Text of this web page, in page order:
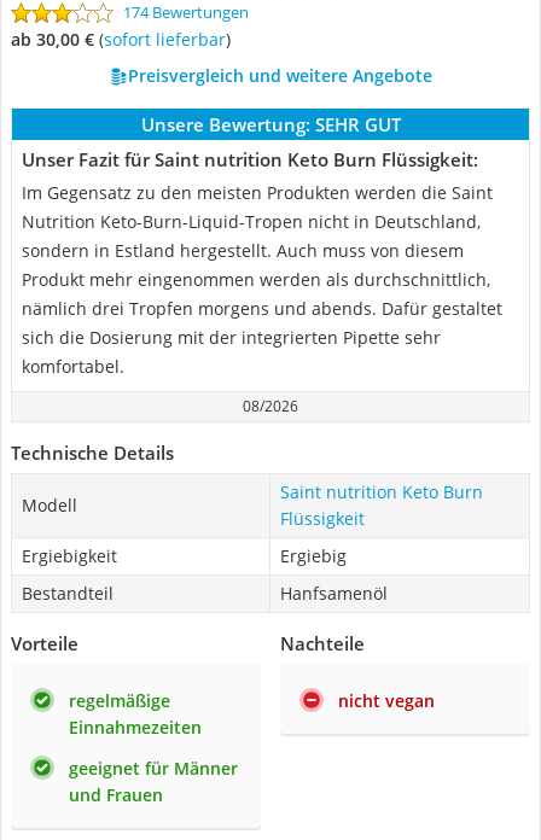
174 Bewertungen
ab 30,00 € ( Sofort lieferbar)
Preisvergleich und weitere Angebote
Unsere Bewertung: SEHR GUT
Unser Fazit für Saint nutrition Keto Burn Flüssigkeit:
Im Gegensatz zu den meisten Produkten werden die Saint
Nutrition Keto-Burn-Liquid-Tropen nicht in Deutschland,
sondern in Estland hergestellt. Auch muss von diesem
Produkt mehr eingenommen werden als durchschnittlich,
nämlich drei Tropfen morgens und abends. Dafür gestaltet
sich die Dosierung mit der integrierten Pipette sehr
komfortabel.
08/2026
Technische Details
Modell
Saint nutrition Keto Burn
Flüssigkeit
Ergiebigkeit
Ergiebig
Bestandteil
Hanfsamenöl
Vorteile
regelmäßige
Einnahmezeiten
geeignet für Männer
und Frauen
Nachteile
nicht vegan